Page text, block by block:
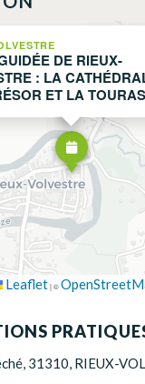
DE RIEUX-
: LA
ET LA
Leaflet|©
31310, RIEUX-